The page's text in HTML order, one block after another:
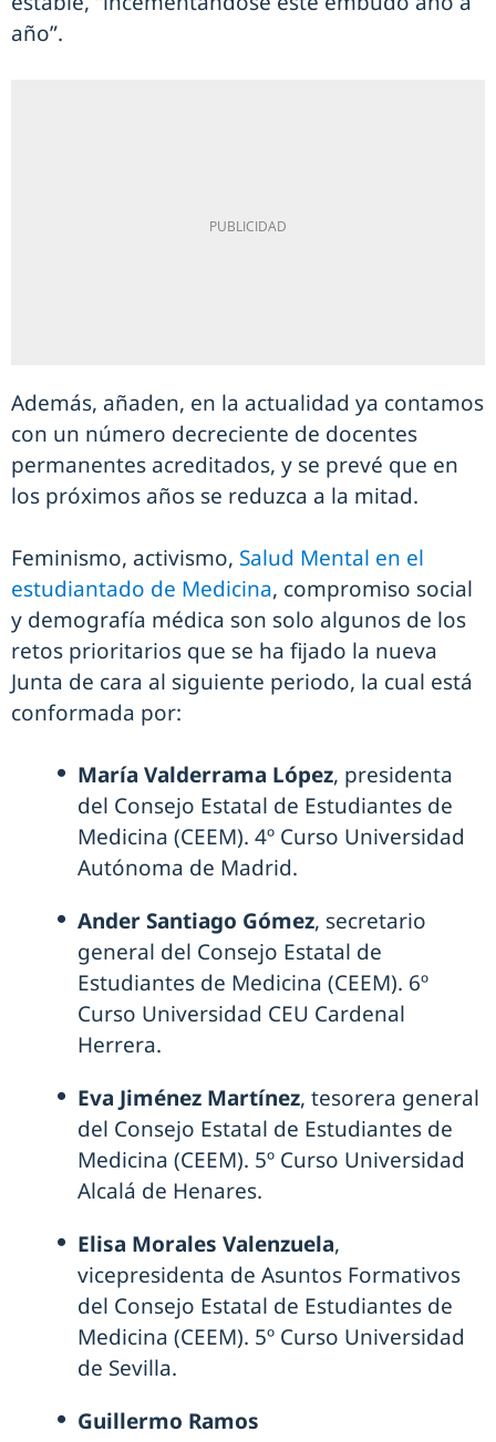
año”.
Además, añaden, en la actualidad ya contamos
con un número decreciente de docentes
permanentes acreditados, y se prevé que en
los próximos años se reduzca a la mitad.
Feminismo, activismo, Salud Mental en el
estudiantado de Medicina, compromiso social
y demografía médica son solo algunos de los
retos prioritarios que se ha fijado la nueva
Junta de cara al siguiente periodo, la cual está
conformada por:
María Valderrama López, presidenta
del Consejo Estatal de Estudiantes de
Medicina (CEEM). 4º Curso Universidad
Autónoma de Madrid.
Ander Santiago Gómez, secretario
general del Consejo Estatal de
Estudiantes de Medicina (CEEM). 6º
Curso Universidad CEU Cardenal
Herrera.
Eva Jiménez Martínez, tesorera general
del Consejo Estatal de Estudiantes de
Medicina (CEEM). 5º Curso Universidad
Alcalá de Henares.
Elisa Morales Valenzuela,
vicepresidenta de Asuntos Formativos
del Consejo Estatal de Estudiantes de
Medicina (CEEM). 5º Curso Universidad
de Sevilla.
Guillermo Ramos